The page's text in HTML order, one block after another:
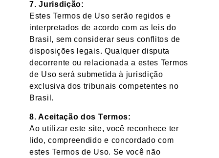
7. Jurisdição:
Estes Termos de Uso serão regidos e
interpretados de acordo com as leis do
Brasil, sem considerar seus conflitos de
disposições legais. Qualquer disputa
decorrente ou relacionada a estes Termos
de Uso será submetida à jurisdição
exclusiva dos tribunais competentes no
Brasil.
8. Aceitação dos Termos:
Ao utilizar este site, você reconhece ter
lido, compreendido e concordado com
estes Termos de Uso. Se você não